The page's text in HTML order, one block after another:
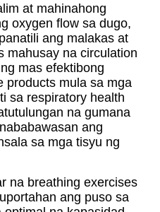
at mahinahong
oxygen flow sa dugo,
ang malakas at
mahusay na circulation
mas efektibong
products mula sa mga
sa respiratory health
na gumana
ang
sa mga tisyu ng
na breathing exercises
ang puso sa